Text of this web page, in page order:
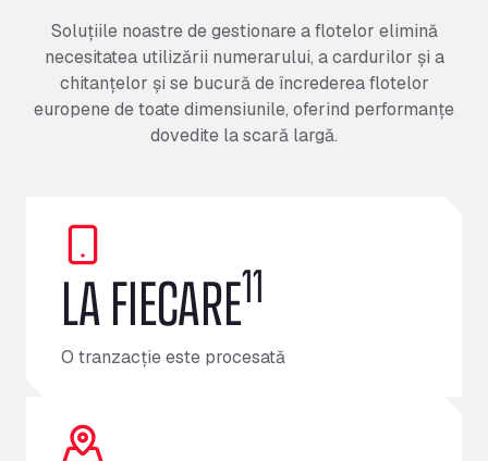
Soluțiile noastre de gestionare a flotelor elimină
necesitatea utilizării numerarului, a cardurilor și a
chitanțelor și se bucură de încrederea flotelor
europene de toate dimensiunile, oferind performanțe
dovedite la scară largă.
LA FIECARE11
O tranzacție este procesată